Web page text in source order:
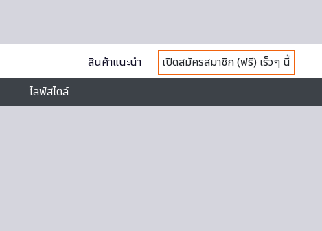
สินค้าแนะนำ
เปิดสมัครสมาชิก (ฟรี) เร็วๆ นี้
ไลฟ์สไตล์